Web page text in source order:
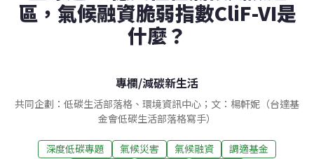
區，氣候融資脆弱指數CliF-VI是
什麼？
專欄/減碳新生活
共同企劃：低碳生活部落格、環境資訊中心；文：楊軒妮（台達基
金會低碳生活部落格寫手）
深度低碳專題 氣候災害 氣候融資
調適基金